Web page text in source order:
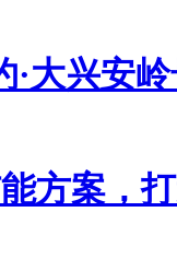
·大兴安
方案，